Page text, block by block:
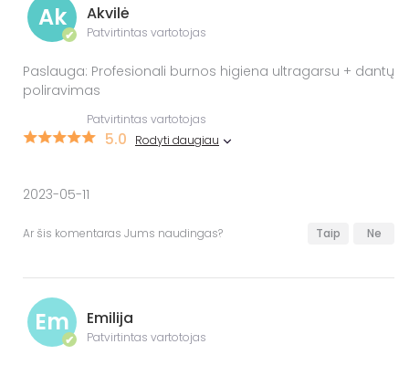
Ak
✔
Akvilė
Patvirtintas vartotojas
Paslauga: Profesionali burnos higiena ultragarsu + dantų
poliravimas
Patvirtintas vartotojas
5.0 Rodyti daugiau
2023-05-11
Ar šis komentaras Jums naudingas? Taip Ne
Em
✔
Emilija
Patvirtintas vartotojas